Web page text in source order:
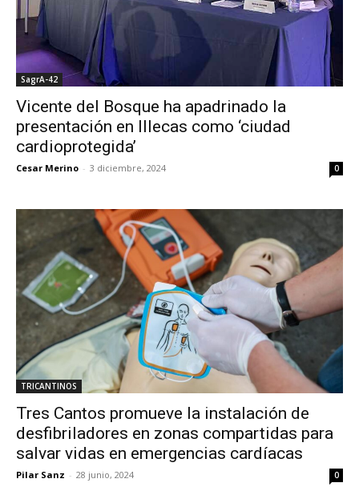
SagrA-42
Vicente del Bosque ha apadrinado la
presentación en Illecas como ‘ciudad
cardioprotegida’
Cesar Merino - 3 diciembre, 2024 0
TRICANTINOS
Tres Cantos promueve la instalación de
desfibriladores en zonas compartidas para
salvar vidas en emergencias cardíacas
Pilar Sanz - 28 junio, 2024 0